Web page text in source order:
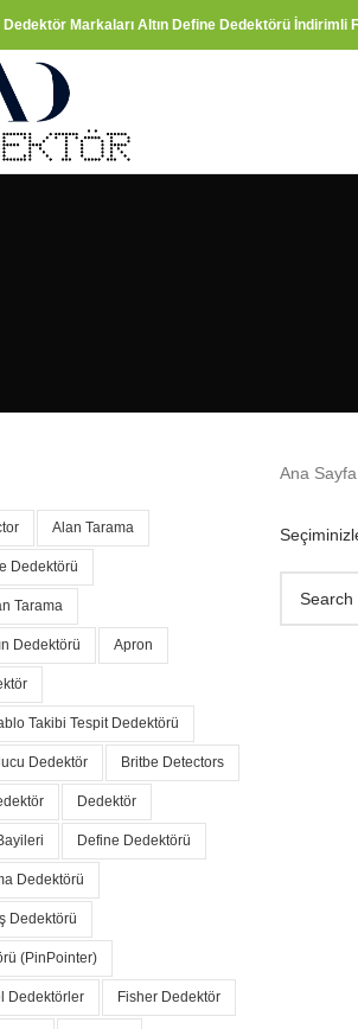
Markaları Altın Define Dedektörü İndirimli
Alan Tarama
Dedektörü
Tarama
Dedektörü Apron
Takibi Tespit Dedektörü
Dedektör Britbe Detectors
Dedektör
Define Dedektörü
Dedektörü
Dedektörü
(PinPointer)
Dedektörler Fisher Dedektör
Ana Sayfa